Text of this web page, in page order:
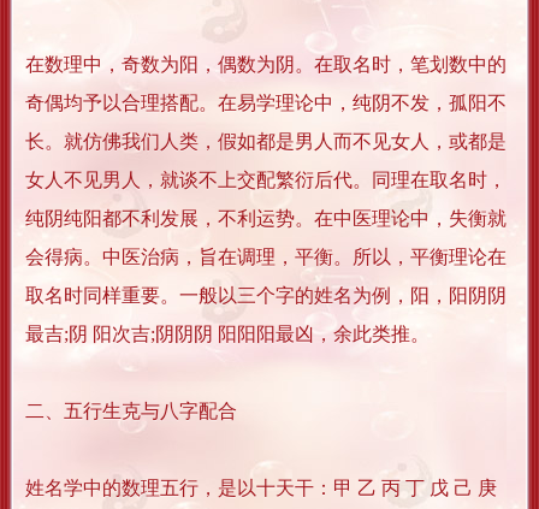
在数理中，奇数为阳，偶数为阴。在取名时，笔划数中的
奇偶均予以合理搭配。在易学理论中，纯阴不发，孤阳不
长。就仿佛我们人类，假如都是男人而不见女人，或都是
女人不见男人，就谈不上交配繁衍后代。同理在取名时，
纯阴纯阳都不利发展，不利运势。在中医理论中，失衡就
会得病。中医治病，旨在调理，平衡。所以，平衡理论在
取名时同样重要。一般以三个字的姓名为例，阳，阳阴阴
最吉;阴 阳次吉;阴阴阴 阳阳阳最凶，余此类推。
二、五行生克与八字配合
姓名学中的数理五行，是以十天干：甲 乙 丙 丁 戊 己 庚